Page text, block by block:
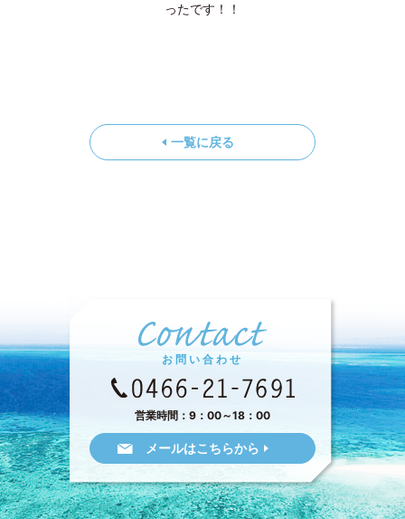
ったです！！
一覧に戻る
お問い合わせ
営業時間：9：00～18：00
メールはこちらから